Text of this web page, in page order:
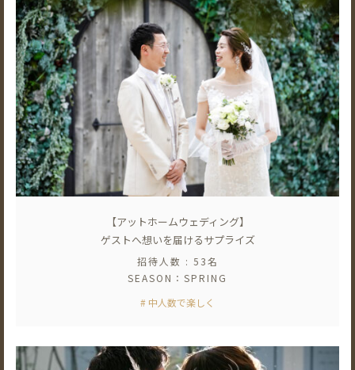
【アットホームウェディング】
ゲストへ想いを届けるサプライズ
招待人数 : 53名
SEASON：SPRING
# 中人数で楽しく